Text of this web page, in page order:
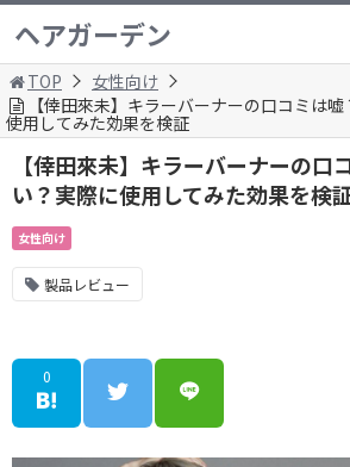
ヘアガーデン
TOP
女性向け
【倖田來未】キラーバーナーの口コミは
使用してみた効果を検証
【倖田來未】キラーバーナーの口
い？実際に使用してみた効果を検
女性向け
製品レビュー
0